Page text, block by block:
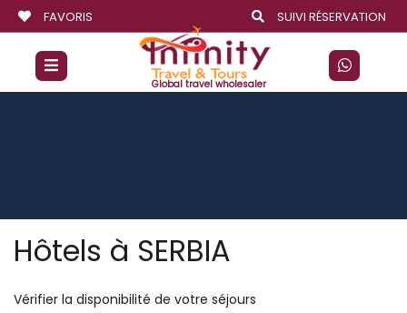
FAVORIS SUIVI RÉSERVATION
Global travel wholesaler
Hôtels à SERBIA
Vérifier la disponibilité de votre séjours